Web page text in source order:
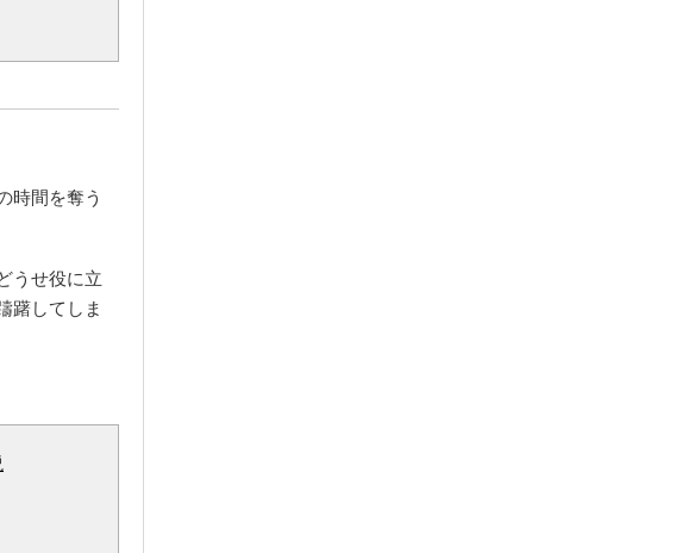
時間を奪う
うせ役に立
躇してしま